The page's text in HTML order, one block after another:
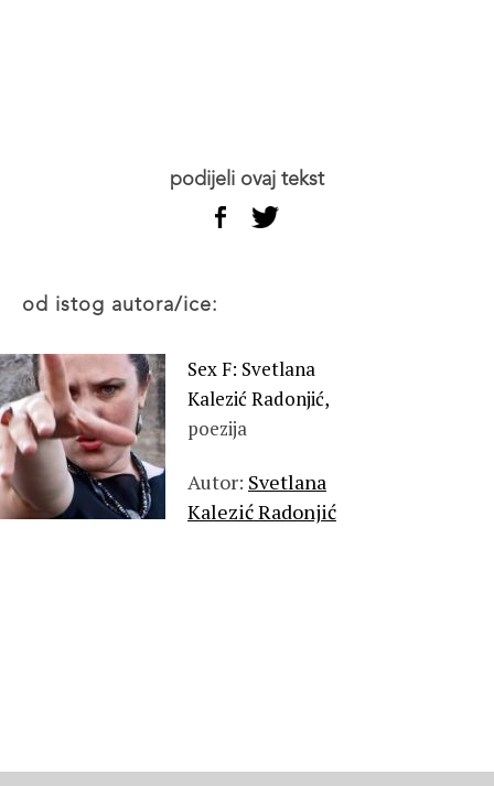
podijeli ovaj tekst
od istog autora/ice:
Sex F: Svetlana
Kalezić Radonjić,
poezija
Autor: Svetlana
Kalezić Radonjić